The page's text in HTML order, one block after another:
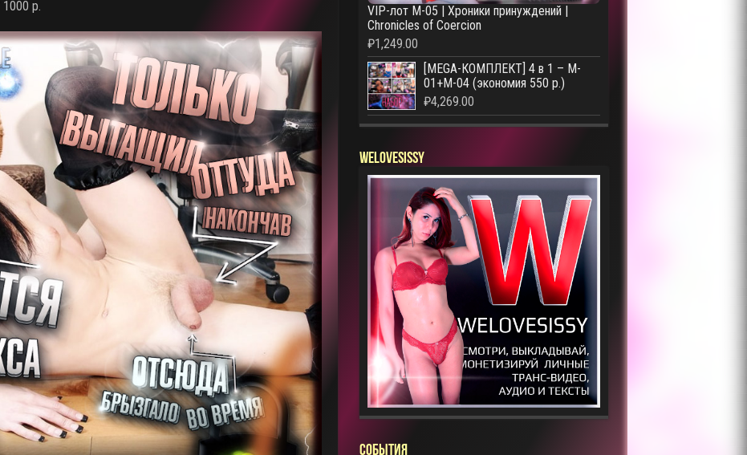
р.
VIP-лот M-05 | Хроники принуждений |
Chronicles of Coercion
₽1,249.00
[MEGA-КОМПЛЕКТ] 4 в 1 – M-
01+M-04 (экономия 550 р.)
₽4,269.00
WELOVESISSY
СОБЫТИЯ